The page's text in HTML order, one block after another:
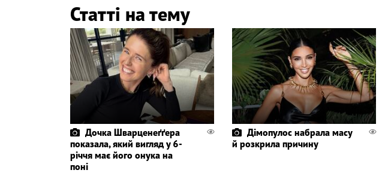
Статті на тему
Дочка Шварценеґґера
показала, який вигляд у 6-
річчя має його онука на
поні
Дімопулос набрала масу
й розкрила причину